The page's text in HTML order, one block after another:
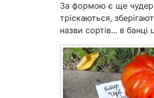
За формою є ще
тріскаються,
назви сортів... в